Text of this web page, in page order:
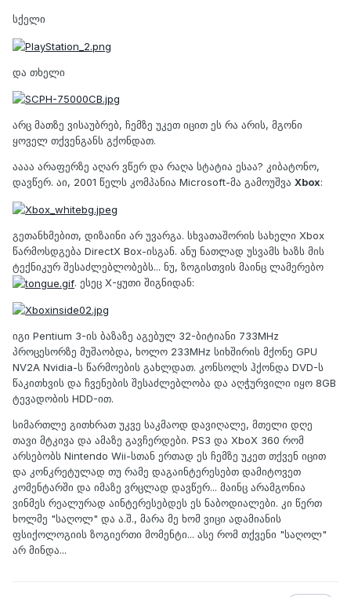
სქელი
და თხელი
არც მათზე ვისაუბრებ, ჩემზე უკეთ იცით ეს რა არის, მგონი
ყოველ თქვენგანს გქონდათ.
აააა არაფერზე აღარ ვწერ და რაღა სტატია ესაა? კიბატონო,
დავწერ. აი, 2001 წელს კომპანია Microsoft-მა გამოუშვა Xbox:
გეთანხმებით, დიზაინი არ უვარგა. სხვათაშორის სახელი Xbox
წარმოსდგება DirectX Box-ისგან. ანუ ნათლად უსვამს ხაზს მის
ტექნიკურ შესაძლებლობებს... ნუ, ზოგისთვის მაინც ლამერებო
. ესეც X-ყუთი შიგნიდან:
იგი Pentium 3-ის ბაზაზე აგებულ 32-ბიტიანი 733MHz
პროცესორზე მუშაობდა, ხოლო 233MHz სიხშირის მქონე GPU
NV2A Nvidia-ს წარმოების გახლდათ. კონსოლს ჰქონდა DVD-ს
წაკითხვის და ჩვენების შესაძლებლობა და აღჭურვილი იყო 8GB
ტევადობის HDD-ით.
სიმართლე გითხრათ უკვე საკმაოდ დავიღალე, მთელი დღე
თავი მტკივა და ამაზე გავჩერდები. PS3 და XboX 360 რომ
არსებობს Nintendo Wii-სთან ერთად ეს ჩემზე უკეთ თქვენ იცით
და კონკრეტულად თუ რამე დაგაინტერესებთ დამიტოვეთ
კომენტარში და იმაზე ვრცლად დავწერ... მაინც არამგონია
ვინმეს რეალურად აინტერესებდეს ეს ნაბოდიალები. კი წერთ
ხოლმე "საღოლ" და ა.შ., მარა მე ხომ ვიცი ადამიანის
ფსიქოლოგიის ზოგიერთი მომენტი... ასე რომ თქვენი "საღოლ"
არ მინდა...